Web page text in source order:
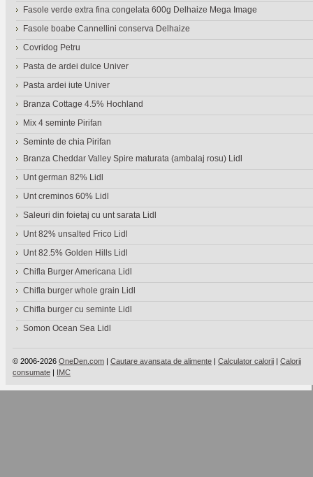
Fasole verde extra fina congelata 600g Delhaize Mega Image
Fasole boabe Cannellini conserva Delhaize
Covridog Petru
Pasta de ardei dulce Univer
Pasta ardei iute Univer
Branza Cottage 4.5% Hochland
Mix 4 seminte Pirifan
Seminte de chia Pirifan
Branza Cheddar Valley Spire maturata (ambalaj rosu) Lidl
Unt german 82% Lidl
Unt creminos 60% Lidl
Saleuri din foietaj cu unt sarata Lidl
Unt 82% unsalted Frico Lidl
Unt 82.5% Golden Hills Lidl
Chifla Burger Americana Lidl
Chifla burger whole grain Lidl
Chifla burger cu seminte Lidl
Somon Ocean Sea Lidl
© 2006-2026 OneDen.com | Cautare avansata de alimente | Calculator calorii | Calorii
consumate | IMC